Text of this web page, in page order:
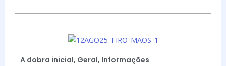
A dobra inicial, Geral, Informações